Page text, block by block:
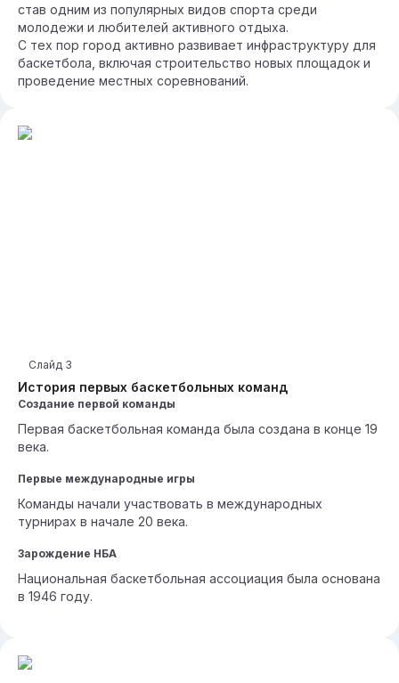
став одним из популярных видов спорта среди
молодежи и любителей активного отдыха.
С тех пор город активно развивает инфраструктуру для
баскетбола, включая строительство новых площадок и
проведение местных соревнований.
История первых баскетбольных команд
Слайд 3
Создание первой команды
Первая баскетбольная команда была создана в конце 19
века.
Первые международные игры
Команды начали участвовать в международных
турнирах в начале 20 века.
Зарождение НБА
Национальная баскетбольная ассоциация была основана
в 1946 году.